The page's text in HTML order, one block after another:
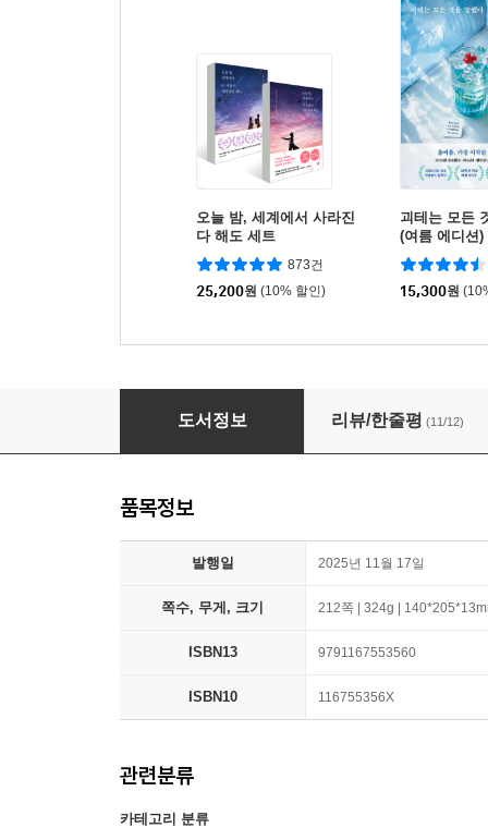
오늘 밤, 세계에서 사라진
다 해도 세트
873건
25,200원 (10% 할인)
괴테는 모든
(여름 에디션)
15,300원
나는 너를 아는데
도서정보 리뷰/한줄평 (11/12)
품목정보
발행일 2025년 11월 17일
쪽수, 무게, 크기 212쪽 | 324g |
ISBN13 9791167553560
ISBN10 116755356X
관련분류
카테고리 분류